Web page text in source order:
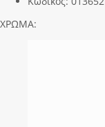
ΧΡΩΜΑ: